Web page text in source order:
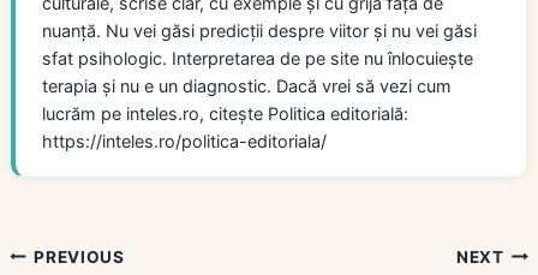
nuanță. Nu vei găsi predicții despre viitor și nu vei găsi
sfat psihologic. Interpretarea de pe site nu înlocuiește
terapia și nu e un diagnostic. Dacă vrei să vezi cum
lucrăm pe inteles.ro, citește Politica editorială:
https://inteles.ro/politica-editoriala/
Navigare
PREVIOUS NEXT